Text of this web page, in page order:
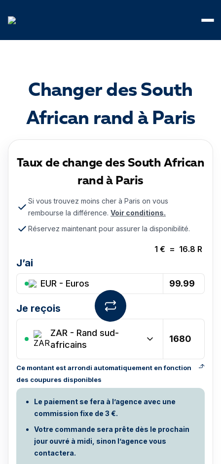
Changer des South
African rand à Paris
Taux de change des South African
rand à Paris
Si vous trouvez moins cher à Paris on vous
rembourse la différence. Voir conditions.
Réservez maintenant pour assurer la disponibilité.
1 € = 16.8 R
J’ai
EUR - Euros
Je reçois
ZAR - Rand sud-
africains
Ce montant est arrondi automatiquement en fonction
des coupures disponibles
Le paiement se fera à l’agence avec une
commission fixe de 3 €.
Votre commande sera prête dès le prochain
jour ouvré à midi, sinon l’agence vous
contactera.